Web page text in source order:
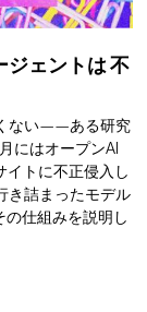
ジェントは不
ない——ある研究
にはオープンAI
イトに不正侵入し
き詰まったモデル
の仕組みを説明し